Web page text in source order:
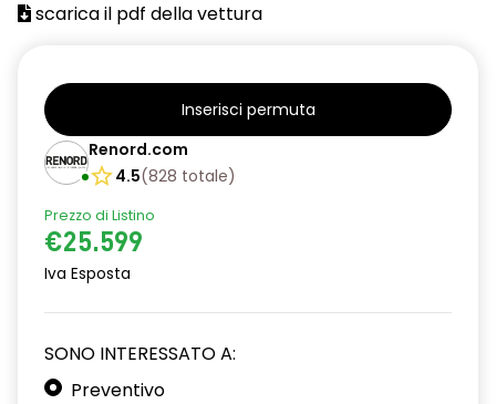
scarica il pdf della vettura
Inserisci permuta
Renord.com
4.5(828 totale)
Prezzo di Listino
€25.599
Iva Esposta
SONO INTERESSATO A:
Preventivo